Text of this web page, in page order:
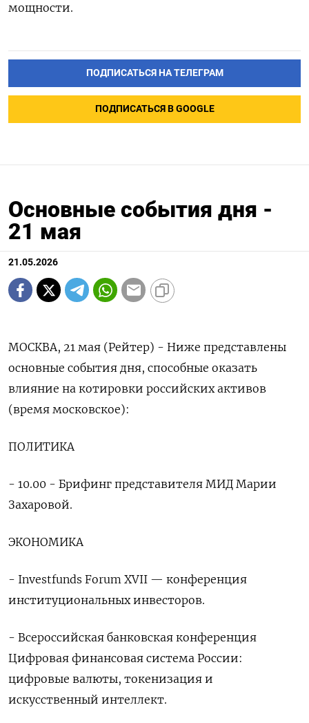
мощности.
ПОДПИСАТЬСЯ НА ТЕЛЕГРАМ
ПОДПИСАТЬСЯ В GOOGLE
Основные события дня -
21 мая
21.05.2026
МОСКВА, 21 мая (Рейтер) - Ниже представлены
основные события дня, способные оказать
влияние на котировки российских активов
(время московское):
ПОЛИТИКА
- 10.00 - Брифинг представителя МИД Марии
Захаровой.
ЭКОНОМИКА
- Investfunds Forum XVII — конференция
институциональных инвесторов.
- Всероссийская банковская конференция
Цифровая финансовая система России:
цифровые валюты, ‌токенизация и
искусственный интеллект.